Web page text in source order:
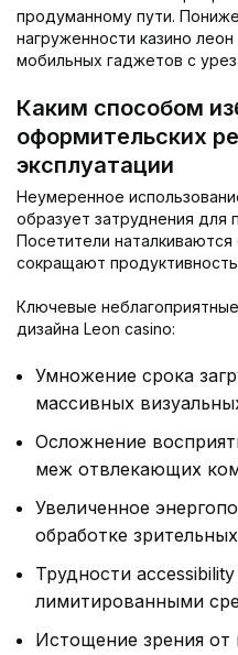
продуманному пути.
нагруженности казино
мобильных гаджетов с
Каким способом
оформительских
эксплуатации
Неумеренное
образует затруднения для
Посетители наталкиваются
сокращают
Ключевые
дизайна Leon casino:
Умножение срока
массивных
Осложнение
меж отвлекающих
Увеличенное
обработке
Трудности
лимитированными
Истощение зрения от